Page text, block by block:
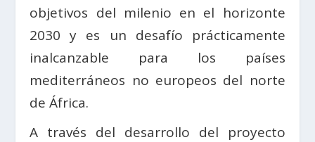
objetivos del milenio en el horizonte
2030 y es un desafío prácticamente
inalcanzable para los países
mediterráneos no europeos del norte
de África.
A través del desarrollo del proyecto